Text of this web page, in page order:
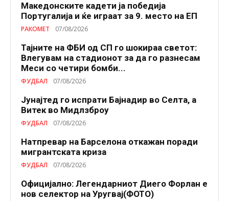
Македонските кадети ја победија
Португалија и ќе играат за 9. место на ЕП
РАКОМЕТ 07/08/2026
Тајните на ФБИ од СП го шокираа светот:
Влегувам на стадионот за да го разнесам
Меси со четири бомби...
ФУДБАЛ 07/08/2026
Јунајтед го испрати Бајнадир во Селта, а
Витек во Мидлзброу
ФУДБАЛ 07/08/2026
Натпревар на Барселона откажан поради
мигрантската криза
ФУДБАЛ 07/08/2026
Официјално: Легендарниот Диего Форлан е
нов селектор на Уругвај(ФОТО)